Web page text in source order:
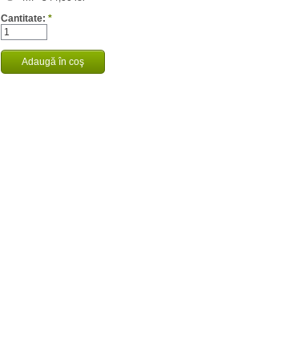
Cantitate: *